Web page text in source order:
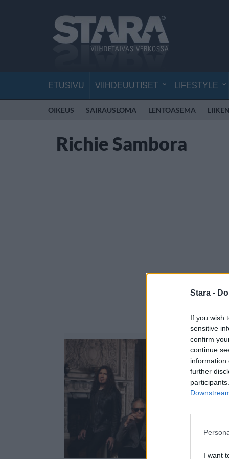
Stara -
If you wish
sensitive
confirm
continue
information
further
I want
ETUSIVU VIIHDEUUTISET LIFESTYLE
OIKEUS SAIRAUSLOMA LENTOASEMA
Richie Sambora